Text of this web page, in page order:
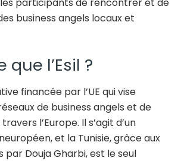
business angels locaux et
que l’Esil ?
financée par l’UE qui vise
de business angels et de
l’Europe. Il s’agit d’un
et la Tunisie, grâce aux
Douja Gharbi, est le seul